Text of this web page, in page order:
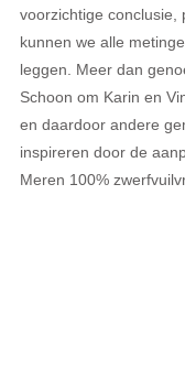
voorzichtige conclusie,
kunnen we alle
leggen. Meer dan
Schoon om Karin en
en daardoor andere
inspireren door de
Meren 100%